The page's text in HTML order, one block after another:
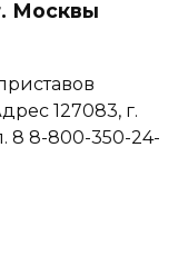
Москвы
127083, г.
8 8-800-350-24-